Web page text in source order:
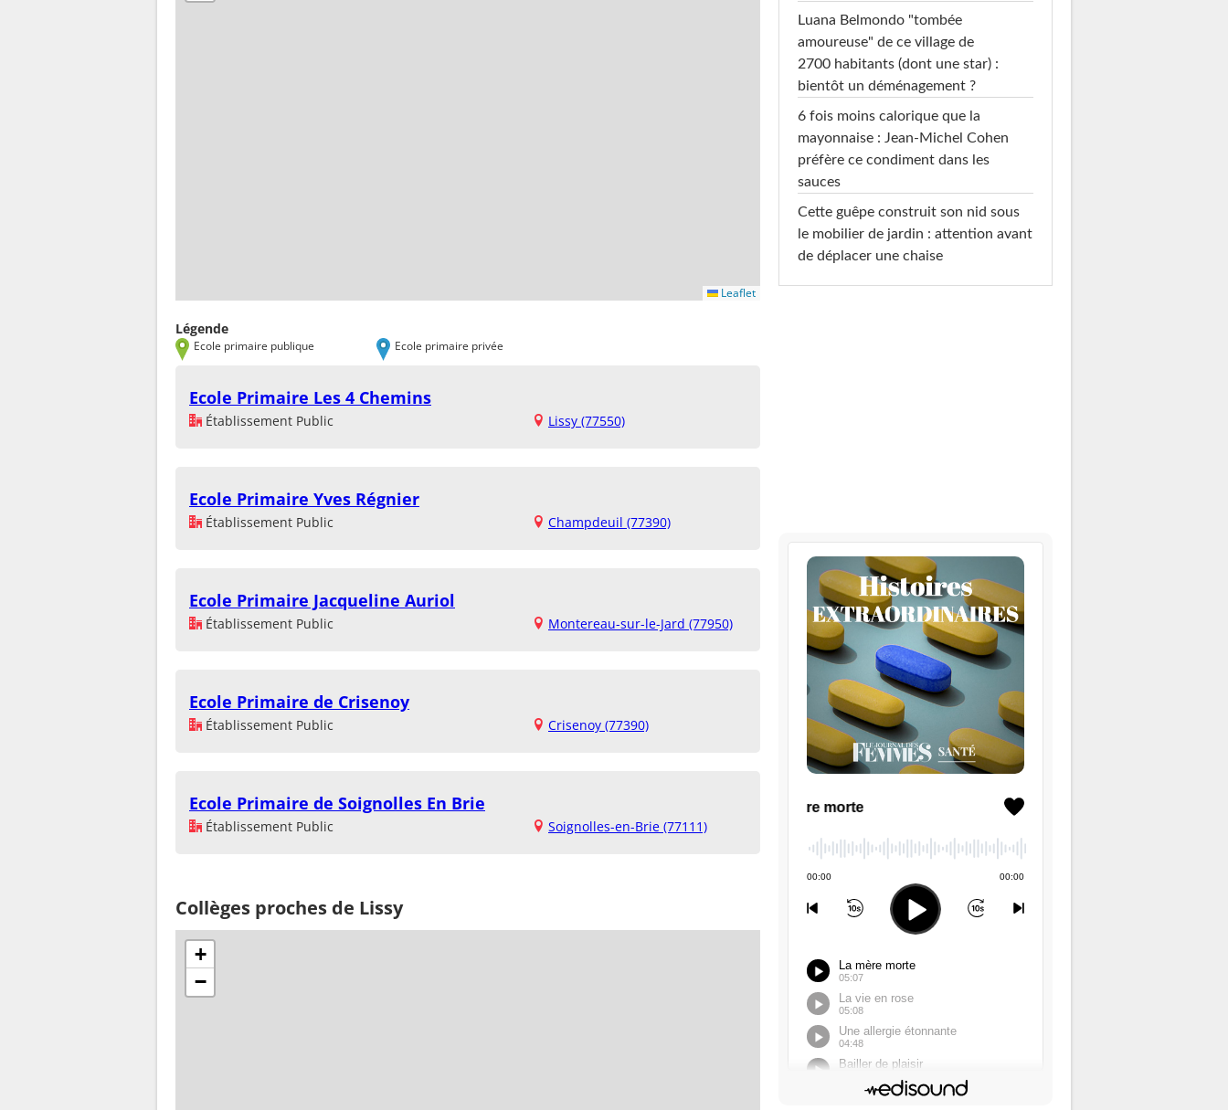
Leaflet
Légende
Ecole primaire publique Ecole primaire privée
Ecole Primaire Les 4 Chemins
Établissement Public Lissy (77550)
Ecole Primaire Yves Régnier
Établissement Public Champdeuil (77390)
Ecole Primaire Jacqueline Auriol
Établissement Public Montereau-sur-le-Jard (77950)
Ecole Primaire de Crisenoy
Établissement Public Crisenoy (77390)
Ecole Primaire de Soignolles En Brie
Établissement Public Soignolles-en-Brie (77111)
Collèges proches de Lissy
+
−
Luana Belmondo "tombée
amoureuse" de ce village de
2700 habitants (dont une star) :
bientôt un déménagement ?
6 fois moins calorique que la
mayonnaise : Jean-Michel Cohen
préfère ce condiment dans les
sauces
Cette guêpe construit son nid sous
le mobilier de jardin : attention avant
de déplacer une chaise